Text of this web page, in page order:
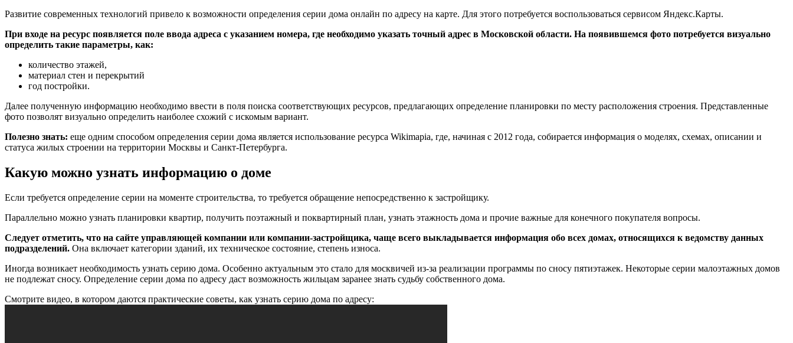
Развитие современных технологий привело к возможности определения серии дома онлайн по адресу на карте. Для этого потребуется воспользоваться сервисом Яндекс.Карты.
При входе на ресурс появляется поле ввода адреса с указанием номера, где необходимо указать точный адрес в Московской области. На появившемся фото потребуется визуально
определить такие параметры, как:
количество этажей,
материал стен и перекрытий
год постройки.
Далее полученную информацию необходимо ввести в поля поиска соответствующих ресурсов, предлагающих определение планировки по месту расположения строения. Представленные
фото позволят визуально определить наиболее схожий с искомым вариант.
Полезно знать: еще одним способом определения серии дома является использование ресурса Wikimapia, где, начиная с 2012 года, собирается информация о моделях, схемах, описании и
статуса жилых строении на территории Москвы и Санкт-Петербурга.
Какую можно узнать информацию о доме
Если требуется определение серии на моменте строительства, то требуется обращение непосредственно к застройщику.
Параллельно можно узнать планировки квартир, получить поэтажный и поквартирный план, узнать этажность дома и прочие важные для конечного покупателя вопросы.
Следует отметить, что на сайте управляющей компании или компании-застройщика, чаще всего выкладывается информация обо всех домах, относящихся к ведомству данных
подразделений. Она включает категории зданий, их техническое состояние, степень износа.
Иногда возникает необходимость узнать серию дома. Особенно актуальным это стало для москвичей из-за реализации программы по сносу пятиэтажек. Некоторые серии малоэтажных домов
не подлежат сносу. Определение серии дома по адресу даст возможность жильцам заранее знать судьбу собственного дома.
Смотрите видео, в котором даются практические советы, как узнать серию дома по адресу: